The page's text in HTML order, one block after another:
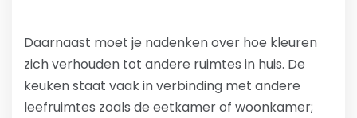
Daarnaast moet je nadenken over hoe kleuren
zich verhouden tot andere ruimtes in huis. De
keuken staat vaak in verbinding met andere
leefruimtes zoals de eetkamer of woonkamer;